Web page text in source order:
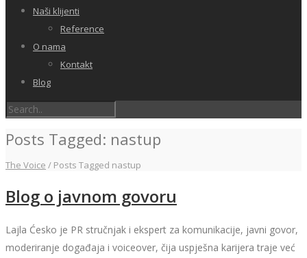
Naši klijenti
Reference
O nama
Kontakt
Blog
Posts Tagged: nastup
The Voice / Posts Tagged nastup
Blog o javnom govoru
Lajla Ćesko je PR stručnjak i ekspert za komunikacije, javni govor,
moderiranje događaja i voiceover, čija uspješna karijera traje već